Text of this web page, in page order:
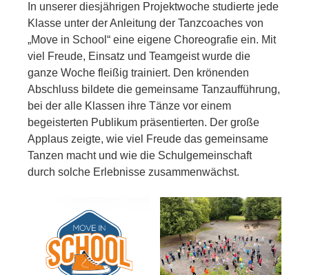
In unserer diesjährigen Projektwoche studierte jede
Klasse unter der Anleitung der Tanzcoaches von
„Move in School“ eine eigene Choreografie ein. Mit
viel Freude, Einsatz und Teamgeist wurde die
ganze Woche fleißig trainiert. Den krönenden
Abschluss bildete die gemeinsame Tanzaufführung,
bei der alle Klassen ihre Tänze vor einem
begeisterten Publikum präsentierten. Der große
Applaus zeigte, wie viel Freude das gemeinsame
Tanzen macht und wie die Schulgemeinschaft
durch solche Erlebnisse zusammenwächst.